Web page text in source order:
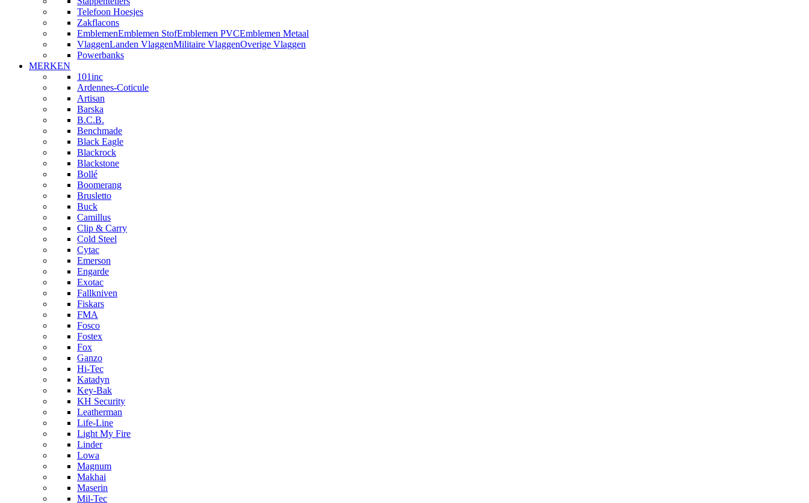
Telefoon Hoesjes
Zakflacons
EmblemenEmblemen StofEmblemen PVCEmblemen Metaal
VlaggenLanden VlaggenMilitaire VlaggenOverige Vlaggen
Powerbanks
MERKEN
101inc
Ardennes-Coticule
Artisan
Barska
B.C.B.
Benchmade
Black Eagle
Blackrock
Blackstone
Bollé
Boomerang
Brusletto
Buck
Camillus
Clip & Carry
Cold Steel
Cytac
Emerson
Engarde
Exotac
Fallkniven
Fiskars
FMA
Fosco
Fostex
Fox
Ganzo
Hi-Tec
Katadyn
Key-Bak
KH Security
Leatherman
Life-Line
Light My Fire
Linder
Lowa
Magnum
Makhai
Maserin
Mil-Tec